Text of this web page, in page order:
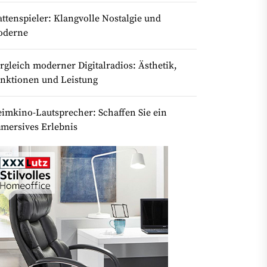
Klangvolle Nostalgie und
moderner Digitalradios: Ästhetik,
und Leistung
Lautsprecher: Schaffen Sie ein
Erlebnis